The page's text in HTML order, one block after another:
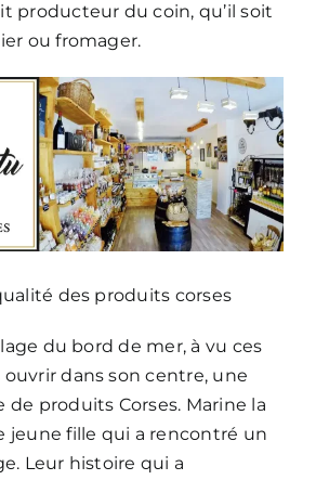
producteur du coin, qu’il soit
ou fromager.
des produits corses
du bord de mer, à vu ces
dans son centre, une
produits Corses. Marine la
jeune fille qui a rencontré un
Leur histoire qui a